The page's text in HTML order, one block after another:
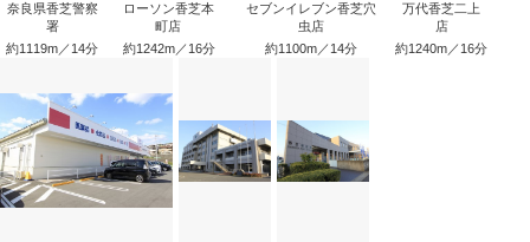
奈良県香芝警察
署
約1119m／14分
ローソン香芝本
町店
約1242m／16分
セブンイレブン香芝穴
虫店
約1100m／14分
万代香芝二上
店
約1240m／16分